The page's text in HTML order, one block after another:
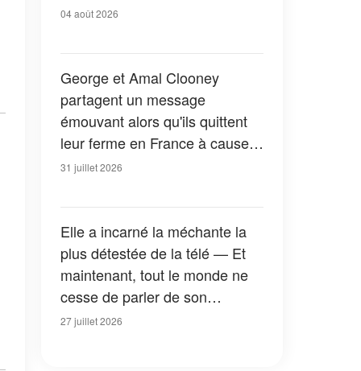
04 août 2026
George et Amal Clooney
partagent un message
émouvant alors qu'ils quittent
leur ferme en France à cause
des feux de forêt — Tous les
31 juillet 2026
Elle a incarné la méchante la
plus détestée de la télé — Et
maintenant, tout le monde ne
cesse de parler de son
apparition dans la nouvelle
27 juillet 2026